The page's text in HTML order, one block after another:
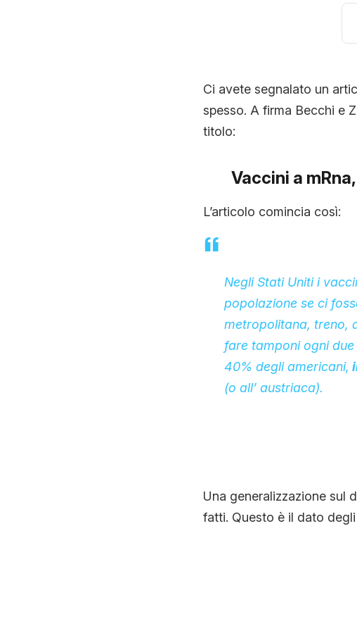
CHI
Ci avete segnalato un
spesso. A firma Becchi e
titolo:
Vaccini a
L’articolo comincia così:
Negli Stati Uniti i
popolazione se ci
metropolitana, treno,
fare tamponi ogni
40% degli americani,
(o all’ austriaca).
Una generalizzazione sul
fatti. Questo è il dato